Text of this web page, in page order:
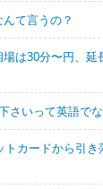
て言うの？
は30分〜円、
さいって英語で
トカードから引